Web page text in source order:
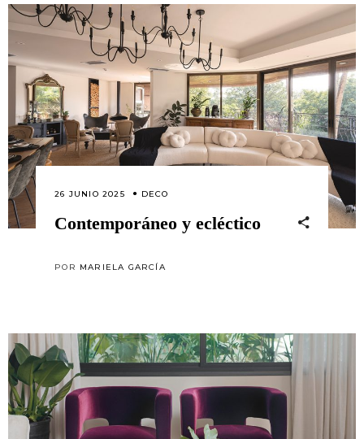
26 JUNIO 2025 DECO
Contemporáneo y ecléctico
POR MARIELA GARCÍA